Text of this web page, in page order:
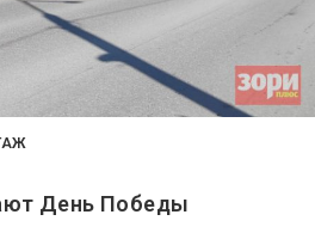
День Победы